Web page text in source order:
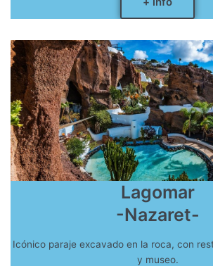
Lagomar
-Nazaret-
Icónico paraje excavado en la roca, con
y museo.